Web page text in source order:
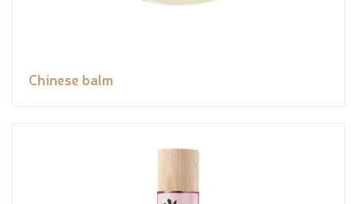
Chinese balm